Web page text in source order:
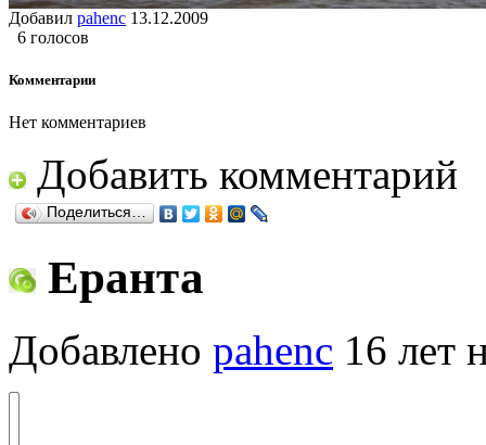
Добавил pahenc 13.12.2009
6 голосов
Комментарии
Нет комментариев
Добавить комментарий
Поделиться…
Еранта
Добавлено pahenc 16 лет